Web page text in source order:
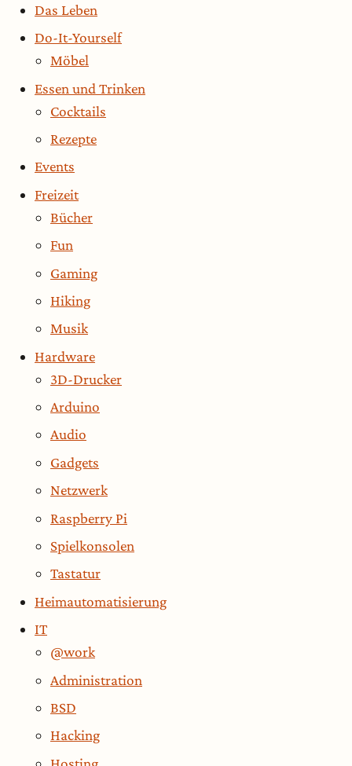
Das Leben
Do-It-Yourself
Möbel
Essen und Trinken
Cocktails
Rezepte
Events
Freizeit
Bücher
Fun
Gaming
Hiking
Musik
Hardware
3D-Drucker
Arduino
Audio
Gadgets
Netzwerk
Raspberry Pi
Spielkonsolen
Tastatur
Heimautomatisierung
IT
@work
Administration
BSD
Hacking